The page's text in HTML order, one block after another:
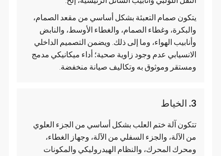
يتكون صمام التعبئة بشكل أساسي من مقعد الصمام،
والبكرة، وغطاء الصمام، والغطاء الأوسط، والنابض
وأنابيب الهواء، وما إلى ذلك. ويضمن التصميم الداخلي
الانسيابي عدم وجود زاوية صحية؛ أداء ميكانيكي مدمج
ومستقر وموثوق به وتكاليف صيانة منخفضة.
3. الخياط
تتكون آلة ختم العلب بشكل أساسي من الجزء العلوي
من الآلة، والجزء السفلي من الآلة، وجهاز الغطاء،
ومحرك المحرك، والنظام الهيدروليكي والمكونات